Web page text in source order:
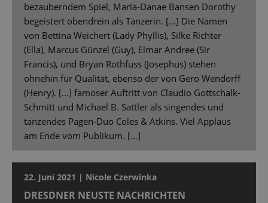
bezauberndem Spiel, Maria-Danae Bansen Dorothy
begeistert obendrein als Tänzerin. […] Die Namen
von Bettina Weichert (Lady Phyllis), Silke Richter
(Ella), Marcus Günzel (Guy), Elmar Andree (Sir
Francis), und Bryan Rothfuss (Josephus) stehen
ohnehin für Qualität, ebenso der von Gero Wendorff
(Henry). [...] famoser Auftritt von Claudio Gottschalk-
Schmitt und Michael B. Sattler als singendes und
tanzendes Pagen-Duo Coles & Atkins. Viel Applaus
am Ende vom Publikum. […]
22. Juni 2021 | Nicole Czerwinka
DRESDNER NEUSTE NACHRICHTEN